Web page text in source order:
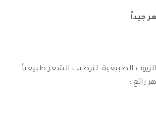
جيداً
الطبيعية لترطيب الشعر طبيعياً
رائع :